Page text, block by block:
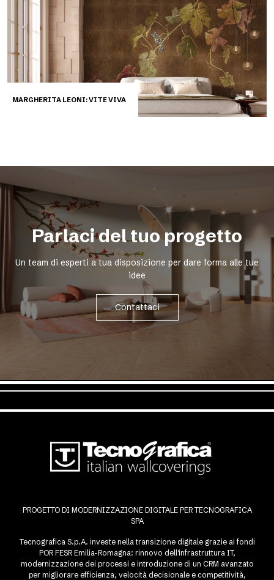
MARGHERITA LEONI: VITE VIVA
Parlaci del tuo progetto
Un team di esperti a tua disposizione per dare forma alle tue
idee
Contattaci
PROGETTO DI MODERNIZZAZIONE DIGITALE PER TECNOGRAFICA
SPA
Tecnografica S.p.A. investe nella transizione digitale grazie ai fondi
POR FESR Emilia-Romagna: rinnovo dell'infrastruttura IT,
modernizzazione dei processi e introduzione di un CRM avanzato
per migliorare efficienza, velocità decisionale e competitività,